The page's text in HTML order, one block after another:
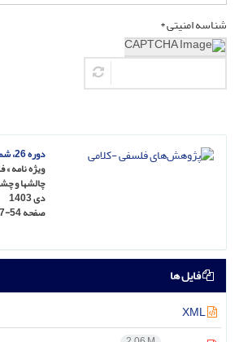
شناسه امنیتی *
دوره 26، شماره 4
ویژه نامه
چالشها و
دی 1403
صفحه54
فایل ها